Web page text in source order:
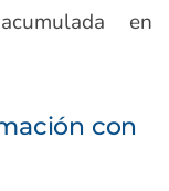
en
con